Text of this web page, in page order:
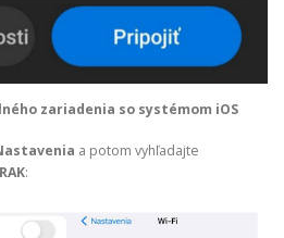
zariadenia so systémom iOS
a potom vyhľadajte
: